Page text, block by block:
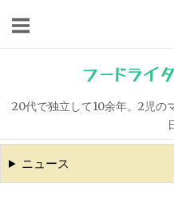
キ
ッ
フードライ
20代で独立して10余年。2児の
ニュース